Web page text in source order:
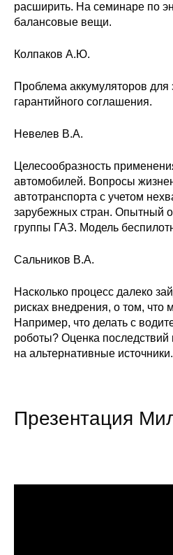
расширить. На семинаре по
балансовые вещи.
Колпаков А.Ю.
Проблема аккумуляторов для
гарантийного соглашения.
Невелев В.А.
Целесообразность
автомобилей. Вопросы
автотранспорта с учетом
зарубежных стран. Опытный
группы ГАЗ. Модель
Сальников В.А.
Насколько процесс далеко
рисках внедрения, о том, что
Например, что делать с
роботы? Оценка
на альтернативные источники.
Презентация